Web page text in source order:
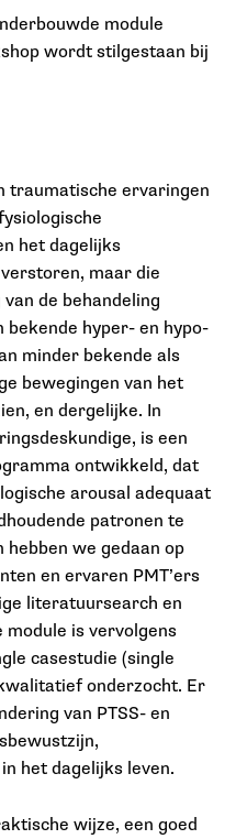
module
wordt stilgestaan bij
traumatische ervaringen
het dagelijks
maar die
de behandeling
bekende hyper- en hypo-
minder bekende als
bewegingen van het
en dergelijke. In
is een
ontwikkeld, dat
arousal adequaat
patronen te
we gedaan op
en ervaren PMT’ers
literatuursearch en
module is vervolgens
casestudie (single
onderzocht. Er
van PTSS- en
het dagelijks leven.
wijze, een goed